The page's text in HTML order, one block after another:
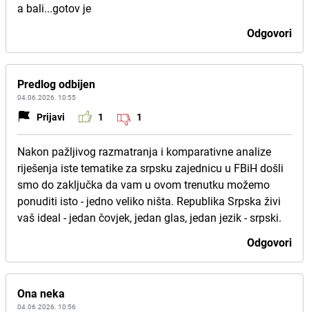
a bali...gotov je
Odgovori
Predlog odbijen
04.06.2026. 10:55
Prijavi 1 1
Nakon pažljivog razmatranja i komparativne analize
riješenja iste tematike za srpsku zajednicu u FBiH došli
smo do zaključka da vam u ovom trenutku možemo
ponuditi isto - jedno veliko ništa. Republika Srpska živi
vaš ideal - jedan čovjek, jedan glas, jedan jezik - srpski.
Odgovori
Ona neka
04.06.2026. 10:56